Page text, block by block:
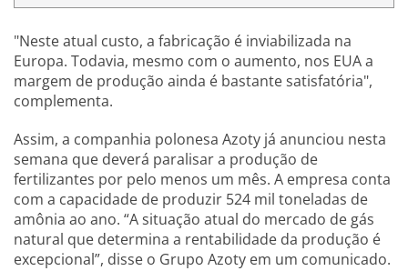
"Neste atual custo, a fabricação é inviabilizada na
Europa. Todavia, mesmo com o aumento, nos EUA a
margem de produção ainda é bastante satisfatória",
complementa.
Assim, a companhia polonesa Azoty já anunciou nesta
semana que deverá paralisar a produção de
fertilizantes por pelo menos um mês. A empresa conta
com a capacidade de produzir 524 mil toneladas de
amônia ao ano. “A situação atual do mercado de gás
natural que determina a rentabilidade da produção é
excepcional”, disse o Grupo Azoty em um comunicado.